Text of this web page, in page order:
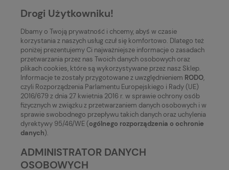
Drogi Użytkowniku!
Dbamy o Twoją prywatność i chcemy, abyś w czasie
korzystania z naszych usług czuł się komfortowo. Dlatego też
poniżej prezentujemy Ci najważniejsze informacje o zasadach
przetwarzania przez nas Twoich danych osobowych oraz
plikach cookies, które są wykorzystywane przez nasz Sklep.
Informacje te zostały przygotowane z uwzględnieniem RODO,
czyli Rozporządzenia Parlamentu Europejskiego i Rady (UE)
2016/679 z dnia 27 kwietnia 2016 r. w sprawie ochrony osób
fizycznych w związku z przetwarzaniem danych osobowych i w
sprawie swobodnego przepływu takich danych oraz uchylenia
dyrektywy 95/46/WE (ogólnego rozporządzenia o ochronie
danych).
ADMINISTRATOR DANYCH
OSOBOWYCH